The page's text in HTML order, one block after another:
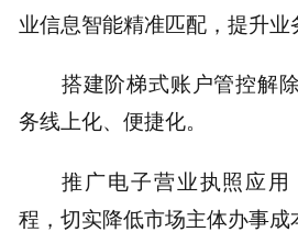
业信息智能精准匹配，提升业
搭建阶梯式账户管控解
务线上化、便捷化。
推广电子营业执照应
程，切实降低市场主体办事成